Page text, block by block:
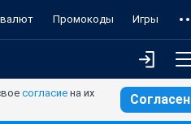
Промокоды Игры
согласие на их
Согласен